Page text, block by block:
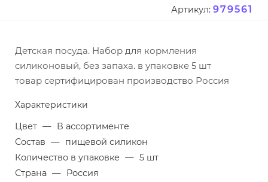
Артикул: 979561
Детская посуда. Набор для кормления
силиконовый, без запаха. в упаковке 5 шт
товар сертифицирован производство Россия
Характеристики
Цвет — В ассортименте
Состав — пищевой силикон
Количество в упаковке — 5 шт
Страна — Россия